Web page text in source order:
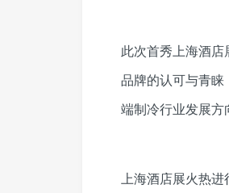
此次首秀上海酒
品牌的认可与青
端制冷行业发展方
上海酒店展火热